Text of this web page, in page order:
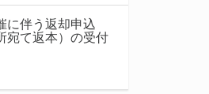
に伴う返却申込
宛て返本）の受付